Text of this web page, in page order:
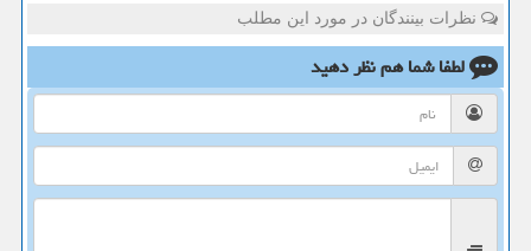
نظرات بینندگان در مورد این مطلب
لطفا شما همنظر دهید